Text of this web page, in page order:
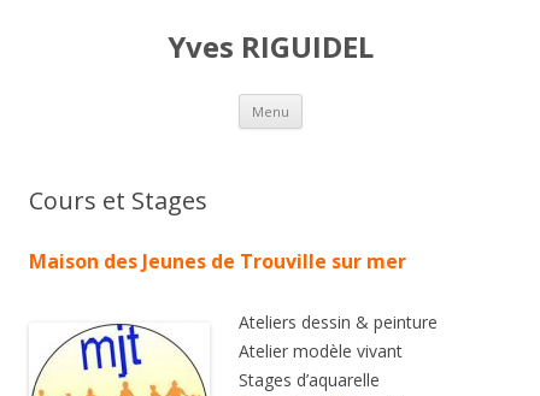
Yves RIGUIDEL
Menu Aller au contenu principal
Cours et Stages
Maison des Jeunes de Trouville sur mer
Ateliers dessin & peinture
Atelier modèle vivant
Stages d’aquarelle